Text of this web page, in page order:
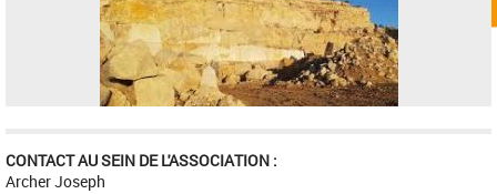
CONTACT AU SEIN DE L'ASSOCIATION :
Archer Joseph